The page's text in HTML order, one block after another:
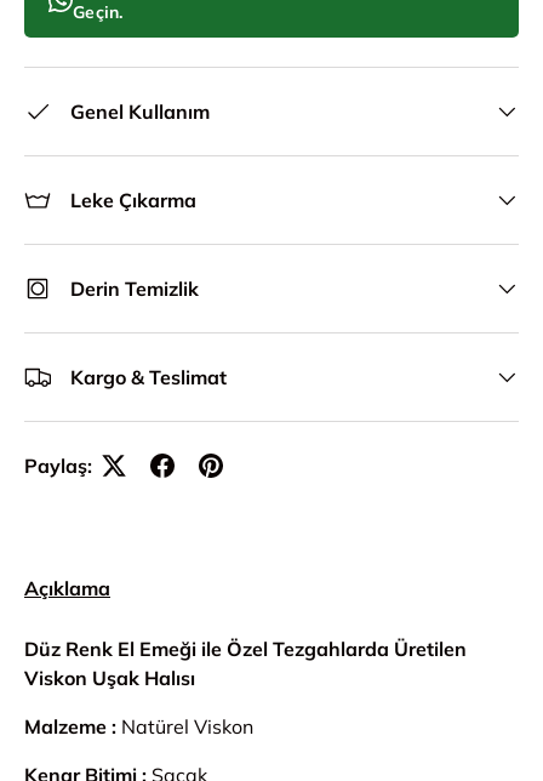
Geçin.
Genel Kullanım
Leke Çıkarma
Derin Temizlik
Kargo & Teslimat
Paylaş:
Açıklama
Düz Renk El Emeği ile Özel Tezgahlarda Üretilen
Viskon Uşak Halısı
Malzeme : Natürel Viskon
Kenar Bitimi : Saçak